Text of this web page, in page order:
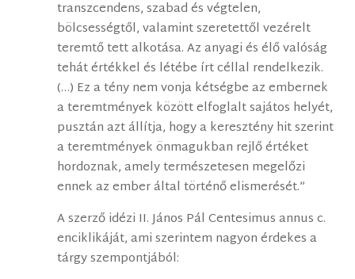
transzcendens, szabad és végtelen,
bölcsességtől, valamint szeretettől vezérelt
teremtő tett alkotása. Az anyagi és élő valóság
tehát értékkel és létébe írt céllal rendelkezik.
(…) Ez a tény nem vonja kétségbe az embernek
a teremtmények között elfoglalt sajátos helyét,
pusztán azt állítja, hogy a keresztény hit szerint
a teremtmények önmagukban rejlő értéket
hordoznak, amely természetesen megelőzi
ennek az ember által történő elismerését.”
A szerző idézi II. János Pál Centesimus annus c.
enciklikáját, ami szerintem nagyon érdekes a
tárgy szempontjából: